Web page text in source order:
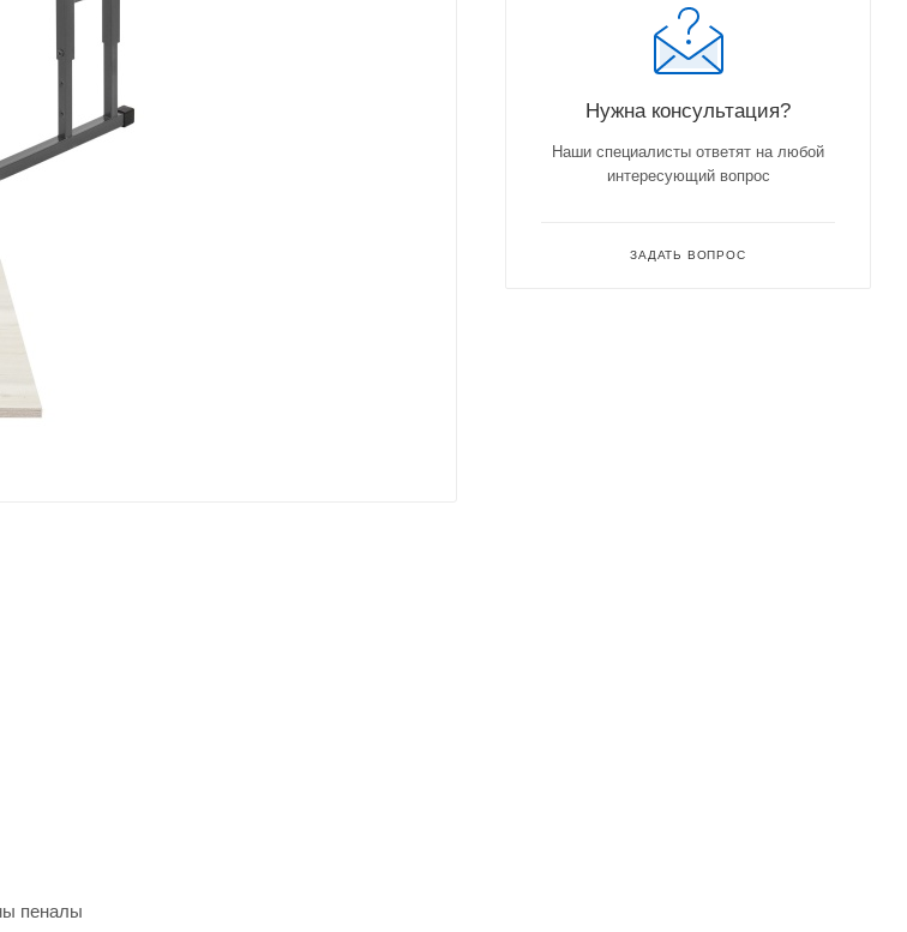
пеналы
Нужна консультация?
Наши специалисты ответят на любой
интересующий вопрос
ЗАДАТЬ ВОПРОС